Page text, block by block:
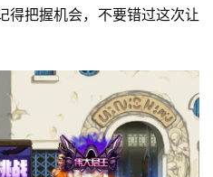
得把握机会，不要错过这次让